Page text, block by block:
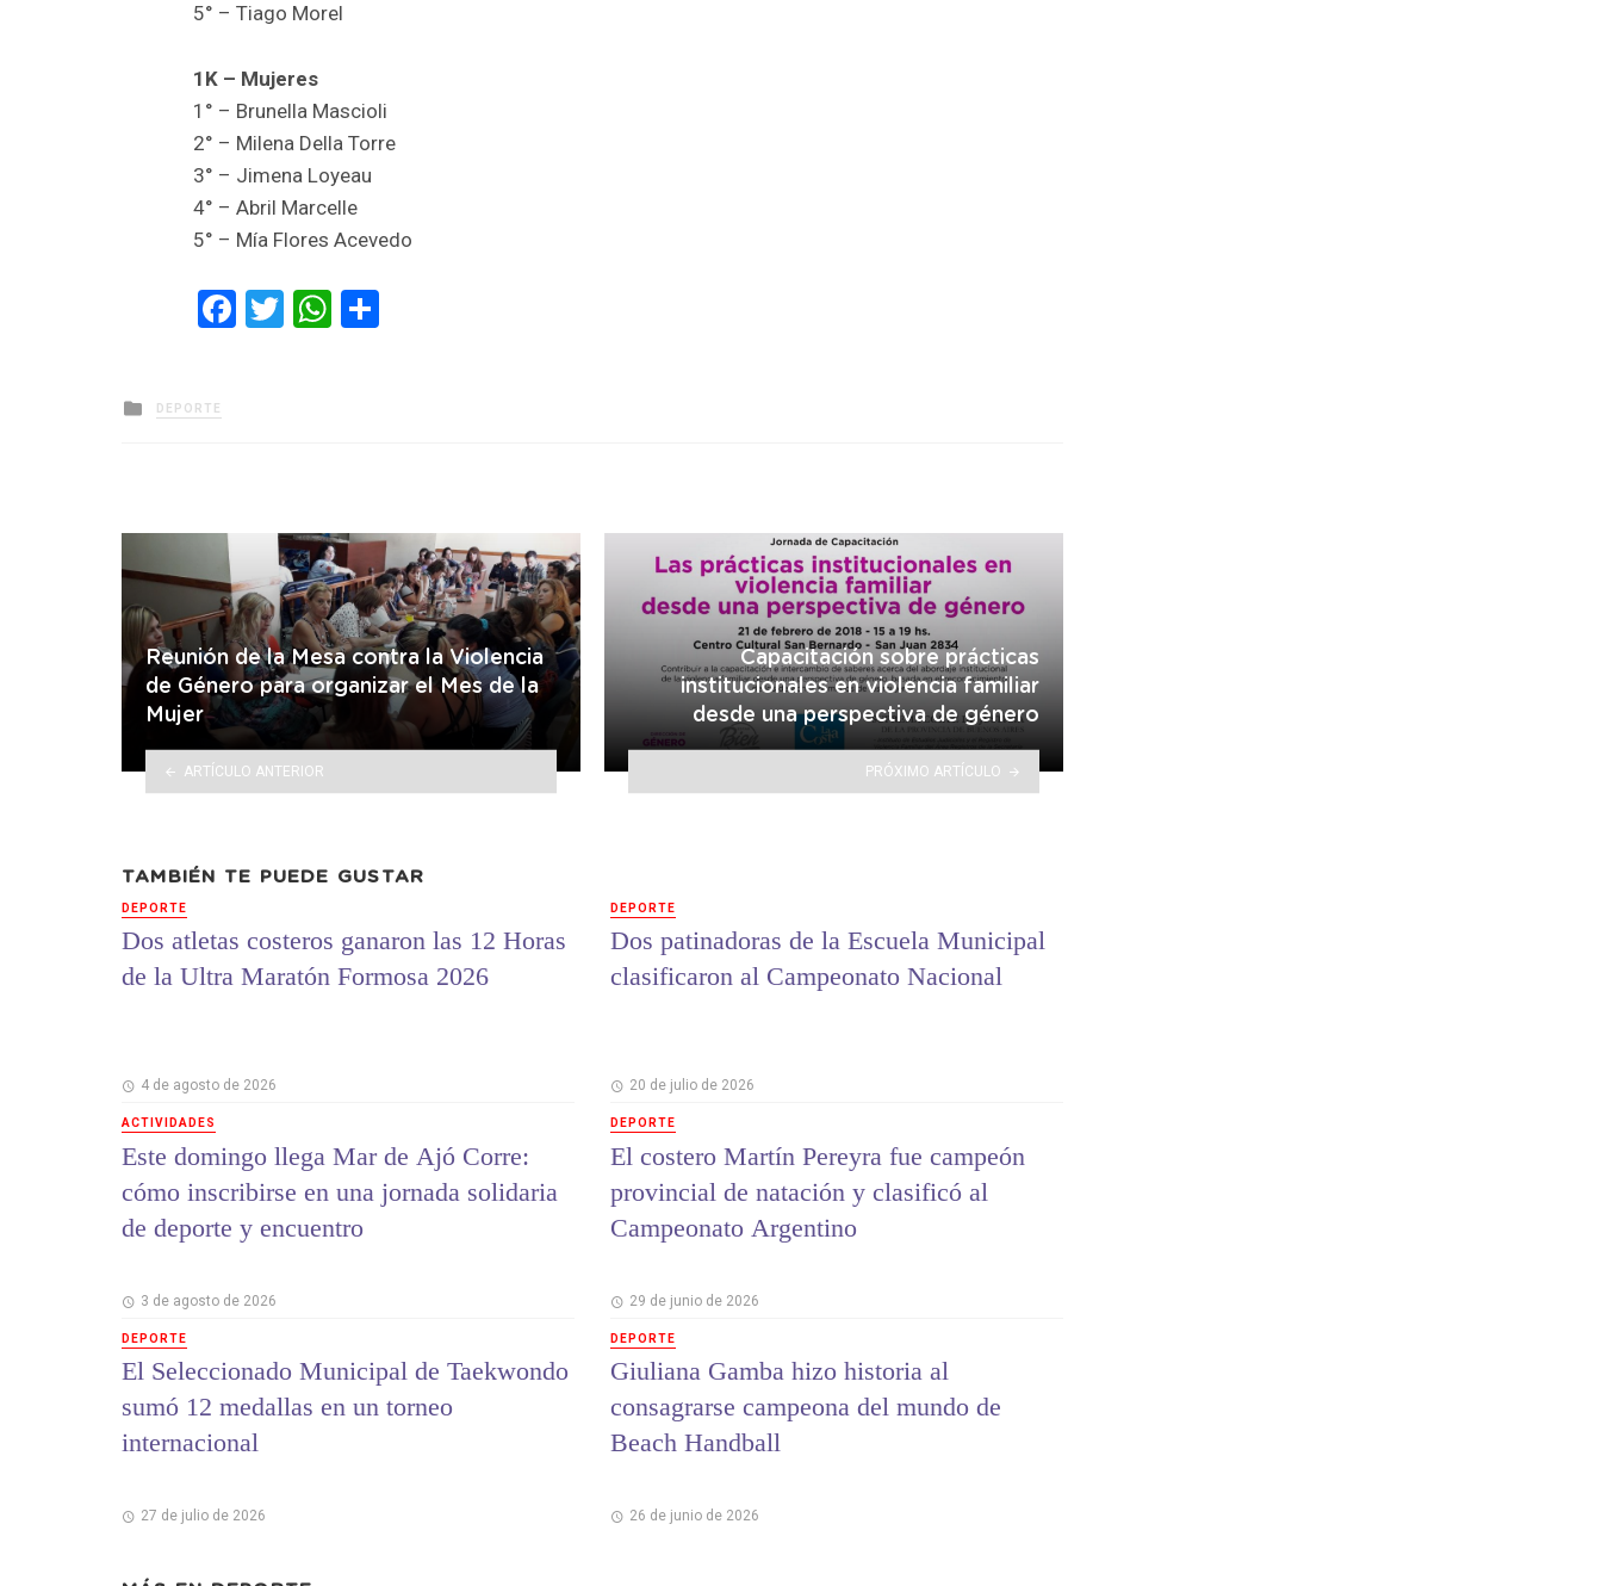
5° – Tiago Morel
1K – Mujeres
1° – Brunella Mascioli
2° – Milena Della Torre
3° – Jimena Loyeau
4° – Abril Marcelle
5° – Mía Flores Acevedo
Facebook
TwitterWhatsApp
Posted
in
DEPORTE
Reunión de la Mesa contra la Violencia
de Género para organizar el Mes de la
Mujer
ARTÍCULO ANTERIOR
Capacitación sobre prácticas
institucionales en violencia familiar
desde una perspectiva de género
PRÓXIMO ARTÍCULO
TAMBIÉN TE PUEDE GUSTAR
DEPORTE
Dos atletas costeros ganaron las 12 Horas
de la Ultra Maratón Formosa 2026
4 de agosto de 2026
ACTIVIDADES
Este domingo llega Mar de Ajó Corre:
cómo inscribirse en una jornada solidaria
de deporte y encuentro
3 de agosto de 2026
DEPORTE
El Seleccionado Municipal de Taekwondo
sumó 12 medallas en un torneo
internacional
27 de julio de 2026
DEPORTE
Dos patinadoras de la Escuela Municipal
clasificaron al Campeonato Nacional
20 de julio de 2026
DEPORTE
El costero Martín Pereyra fue campeón
provincial de natación y clasificó al
Campeonato Argentino
29 de junio de 2026
DEPORTE
Giuliana Gamba hizo historia al
consagrarse campeona del mundo de
Beach Handball
26 de junio de 2026